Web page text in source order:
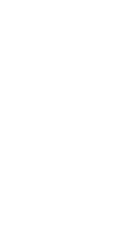
A partir de las
Esperanza, de
movilidad de
concreto las de
Siglo, Plaza del
oeste),
Carbonero,
Nueva, Plaza de
Strachan, Plaza